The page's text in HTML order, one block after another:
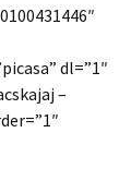
dl=”1″
–